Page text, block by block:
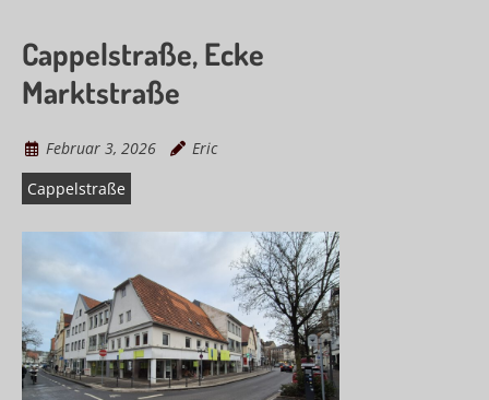
Cappelstraße, Ecke
Marktstraße
Februar 3, 2026
Eric
Cappelstraße